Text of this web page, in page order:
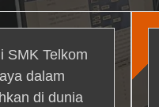
SMK Telkom
dalam
di dunia